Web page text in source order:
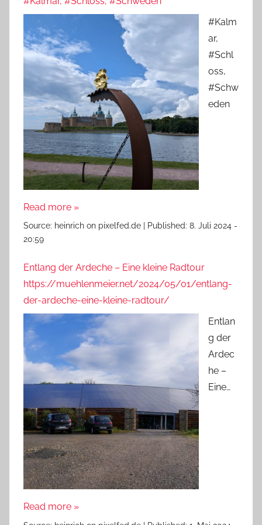
#Kalm
ar,
#Schl
oss,
#Schw
eden
Read more »
Source: heinrich on pixelfed.de Published: 8. Juli 2024 -
20:59
Entlang der Ardeche – Eine kleine Radtour
https://muehlenmeier.net/2024/05/01/entlang-
der-ardeche-eine-kleine-radtour/
Entlan
g der
Ardec
he –
Eine…
Read more »